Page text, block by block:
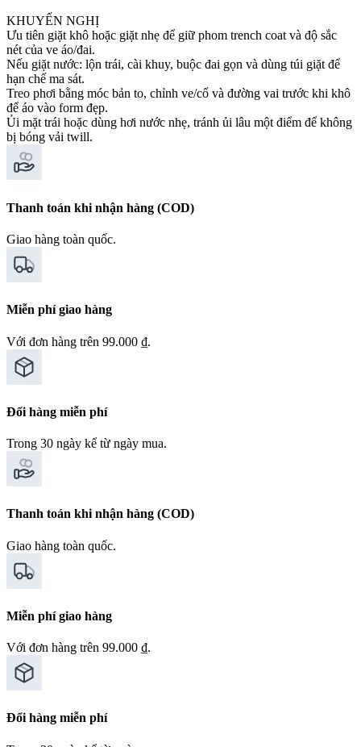
KHUYẾN NGHỊ
Ưu tiên giặt khô hoặc giặt nhẹ để giữ phom trench coat và độ sắc
nét của ve áo/đai.
Nếu giặt nước: lộn trái, cài khuy, buộc đai gọn và dùng túi giặt để
hạn chế ma sát.
Treo phơi bằng móc bản to, chỉnh ve/cổ và đường vai trước khi khô
để áo vào form đẹp.
Ủi mặt trái hoặc dùng hơi nước nhẹ, tránh ủi lâu một điểm để không
bị bóng vải twill.
Thanh toán khi nhận hàng (COD)
Giao hàng toàn quốc.
Miễn phí giao hàng
Với đơn hàng trên 99.000 ₫.
Đổi hàng miễn phí
Trong 30 ngày kể từ ngày mua.
Thanh toán khi nhận hàng (COD)
Giao hàng toàn quốc.
Miễn phí giao hàng
Với đơn hàng trên 99.000 ₫.
Đổi hàng miễn phí